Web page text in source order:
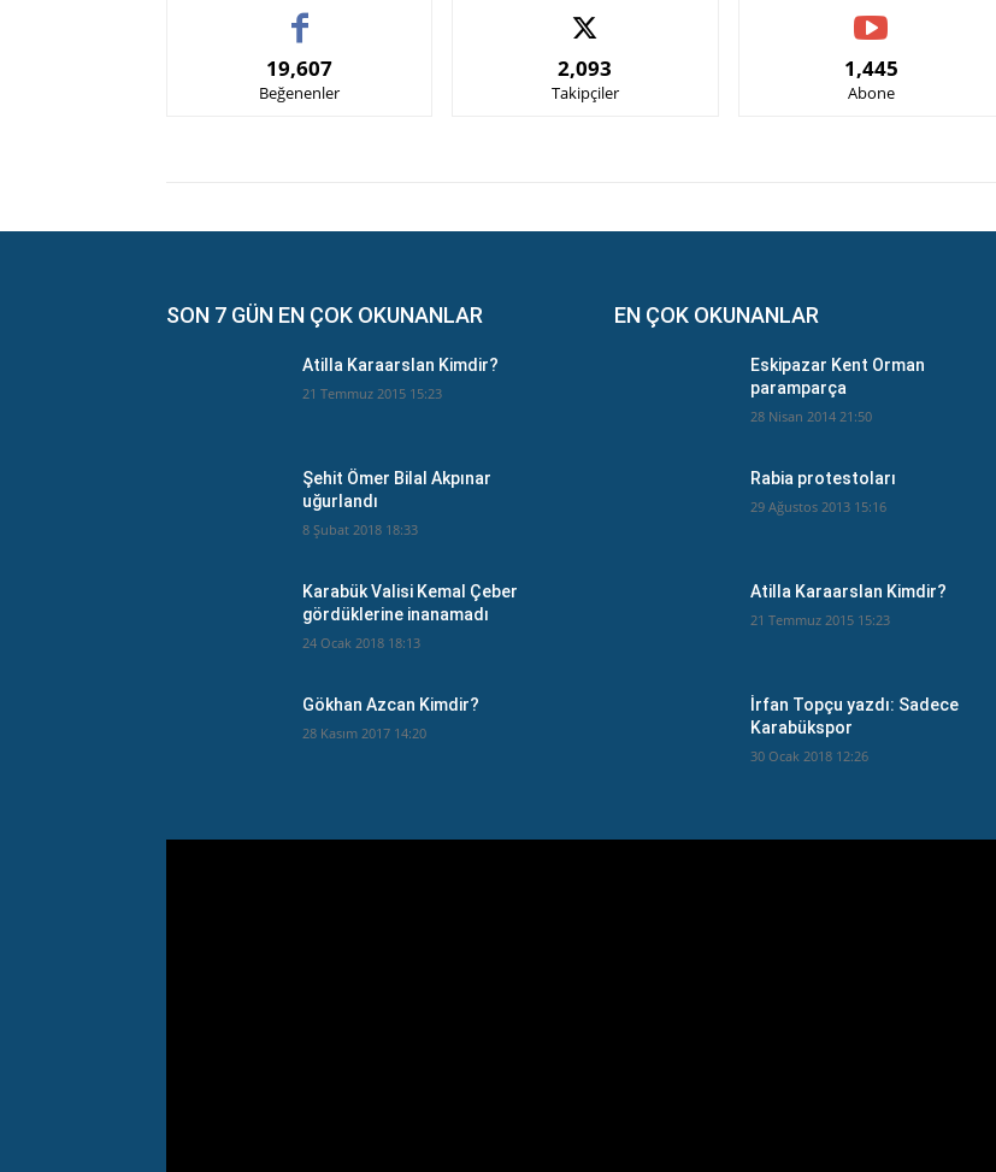
19,607
Beğenenler
2,093
Takipçiler
1,445
Abone
SON 7 GÜN EN ÇOK OKUNANLAR
Atilla Karaarslan Kimdir?
21 Temmuz 2015 15:23
Şehit Ömer Bilal Akpınar
uğurlandı
8 Şubat 2018 18:33
Karabük Valisi Kemal Çeber
gördüklerine inanamadı
24 Ocak 2018 18:13
Gökhan Azcan Kimdir?
28 Kasım 2017 14:20
EN ÇOK OKUNANLAR
Eskipazar Kent Orman
paramparça
28 Nisan 2014 21:50
Rabia protestoları
29 Ağustos 2013 15:16
Atilla Karaarslan Kimdir?
21 Temmuz 2015 15:23
İrfan Topçu yazdı: Sadece
Karabükspor
30 Ocak 2018 12:26